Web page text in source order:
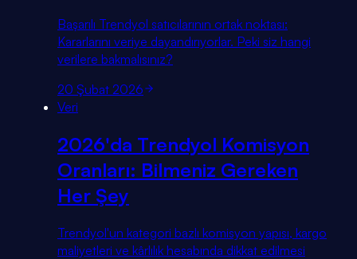
Başarılı Trendyol satıcılarının ortak noktası:
Kararlarını veriye dayandırıyorlar. Peki siz hangi
verilere bakmalısınız?
20 Şubat 2026
Veri
2026'da Trendyol Komisyon
Oranları: Bilmeniz Gereken
Her Şey
Trendyol'un kategori bazlı komisyon yapısı, kargo
maliyetleri ve kârlılık hesabında dikkat edilmesi